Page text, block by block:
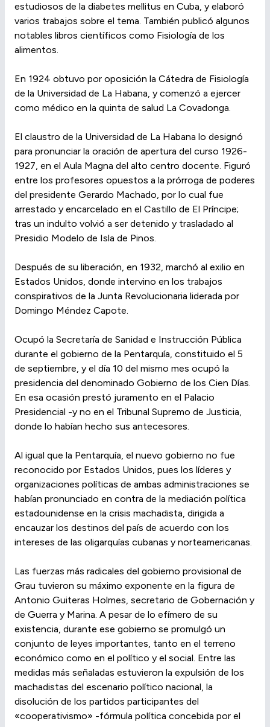
estudiosos de la diabetes mellitus en Cuba, y elaboró
varios trabajos sobre el tema. También publicó algunos
notables libros científicos como Fisiología de los
alimentos.
En 1924 obtuvo por oposición la Cátedra de Fisiología
de la Universidad de La Habana, y comenzó a ejercer
como médico en la quinta de salud La Covadonga.
El claustro de la Universidad de La Habana lo designó
para pronunciar la oración de apertura del curso 1926-
1927, en el Aula Magna del alto centro docente. Figuró
entre los profesores opuestos a la prórroga de poderes
del presidente Gerardo Machado, por lo cual fue
arrestado y encarcelado en el Castillo de El Príncipe;
tras un indulto volvió a ser detenido y trasladado al
Presidio Modelo de Isla de Pinos.
Después de su liberación, en 1932, marchó al exilio en
Estados Unidos, donde intervino en los trabajos
conspirativos de la Junta Revolucionaria liderada por
Domingo Méndez Capote.
Ocupó la Secretaría de Sanidad e Instrucción Pública
durante el gobierno de la Pentarquía, constituido el 5
de septiembre, y el día 10 del mismo mes ocupó la
presidencia del denominado Gobierno de los Cien Días.
En esa ocasión prestó juramento en el Palacio
Presidencial -y no en el Tribunal Supremo de Justicia,
donde lo habían hecho sus antecesores.
Al igual que la Pentarquía, el nuevo gobierno no fue
reconocido por Estados Unidos, pues los líderes y
organizaciones políticas de ambas administraciones se
habían pronunciado en contra de la mediación política
estadounidense en la crisis machadista, dirigida a
encauzar los destinos del país de acuerdo con los
intereses de las oligarquías cubanas y norteamericanas.
Las fuerzas más radicales del gobierno provisional de
Grau tuvieron su máximo exponente en la figura de
Antonio Guiteras Holmes, secretario de Gobernación y
de Guerra y Marina. A pesar de lo efímero de su
existencia, durante ese gobierno se promulgó un
conjunto de leyes importantes, tanto en el terreno
económico como en el político y el social. Entre las
medidas más señaladas estuvieron la expulsión de los
machadistas del escenario político nacional, la
disolución de los partidos participantes del
«cooperativismo» -fórmula política concebida por el